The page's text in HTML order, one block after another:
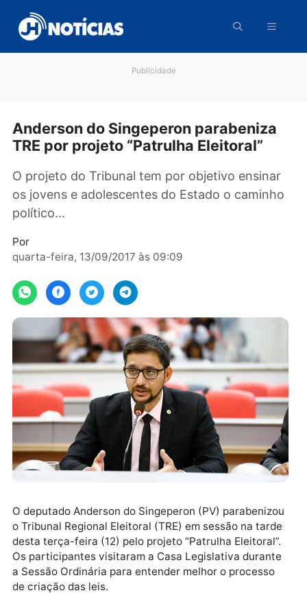
para
conteúdo
Anderson do Singeperon parabeniza
O projeto do Tribunal tem por objetivo
os jovens e adolescentes do Estado o
político...
quarta-feira, 13/09/2017 às 09:09
O deputado Anderson do Singeperon (PV)
o Tribunal Regional Eleitoral (TRE) em sessão na